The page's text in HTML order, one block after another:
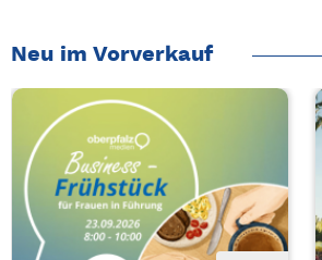
Neu im Vorverkauf